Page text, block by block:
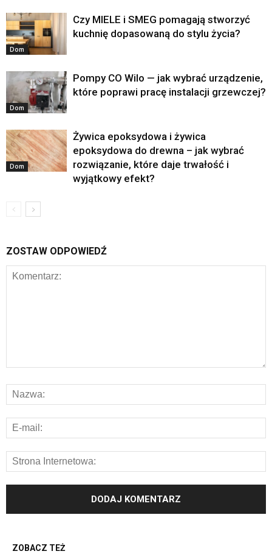
Dom
Czy MIELE i SMEG pomagają stworzyć
kuchnię dopasowaną do stylu życia?
Dom
Pompy CO Wilo — jak wybrać urządzenie,
które poprawi pracę instalacji grzewczej?
Dom
Żywica epoksydowa i żywica
epoksydowa do drewna – jak wybrać
rozwiązanie, które daje trwałość i
wyjątkowy efekt?
ZOSTAW ODPOWIEDŹ
ZOBACZ TEŻ